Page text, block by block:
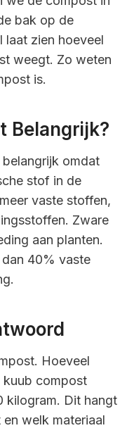
bak op de
laat zien hoeveel
weegt. Zo weten
is.
Belangrijk?
omdat
stof in de
vaste stoffen,
Zware
aan planten.
40% vaste
Hoeveel
kuub compost
kilogram. Dit hangt
welk materiaal